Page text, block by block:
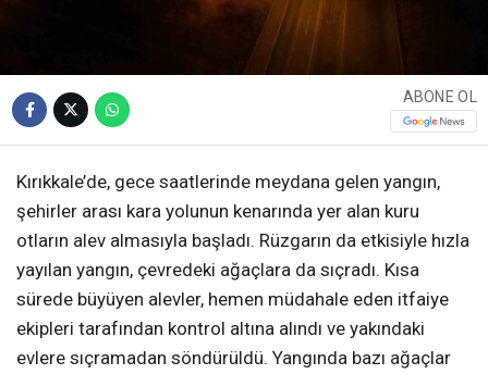
ABONE OL
Kırıkkale’de, gece saatlerinde meydana gelen yangın,
şehirler arası kara yolunun kenarında yer alan kuru
otların alev almasıyla başladı. Rüzgarın da etkisiyle hızla
yayılan yangın, çevredeki ağaçlara da sıçradı. Kısa
sürede büyüyen alevler, hemen müdahale eden itfaiye
ekipleri tarafından kontrol altına alındı ve yakındaki
evlere sıçramadan söndürüldü. Yangında bazı ağaçlar